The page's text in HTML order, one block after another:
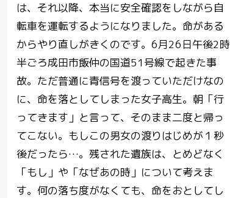
は、それ以降、本当に安全確認をしながら自
転車を運転するようになりました。命がある
からやり直しがきくのです。6月26日午後2時
半ごろ成田市飯仲の国道51号線で起きた事
故。ただ普通に青信号を渡っていただけなの
に、命を落としてしまった女子高生。朝「行
ってきます」と言って、そのまま二度と帰っ
てこない。もしこの男女の渡りはじめが１秒
後だったら…。残された遺族は、とめどなく
「もし」や「なぜあの時」について考えま
す。何の落ち度がなくても、命をおとしてし